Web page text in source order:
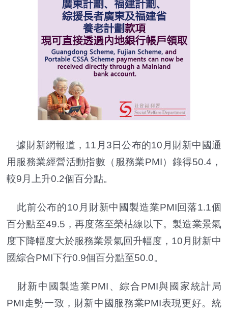
據財新網報道，11月3日公布的10月財新中國通
用服務業經營活動指數（服務業PMI）錄得50.4，
較9月上升0.2個百分點。
此前公布的10月財新中國製造業PMI回落1.1個
百分點至49.5，再度落至榮枯線以下。製造業景氣
度下降幅度大於服務業景氣回升幅度，10月財新中
國綜合PMI下行0.9個百分點至50.0。
財新中國製造業PMI、綜合PMI與國家統計局
PMI走勢一致，財新中國服務業PMI表現更好。統